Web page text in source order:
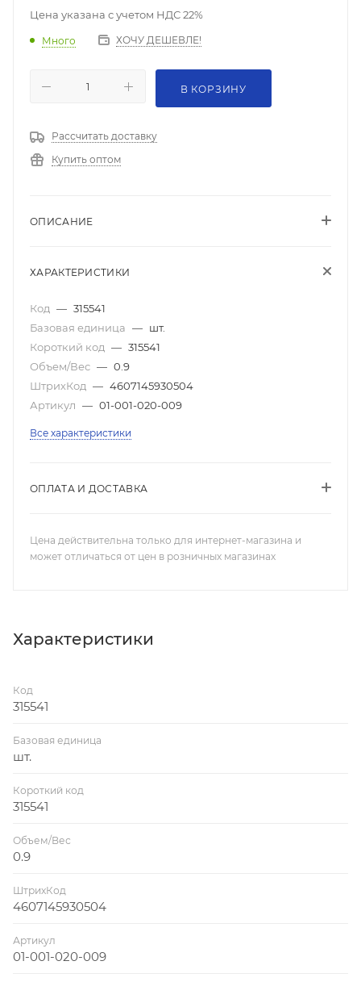
Цена указана с учетом НДС 22%
Много ХОЧУ ДЕШЕВЛЕ!
В КОРЗИНУ
Рассчитать доставку
Купить оптом
ОПИСАНИЕ
ХАРАКТЕРИСТИКИ
Код — 315541
Базовая единица — шт.
Короткий код — 315541
Объем/Вес — 0.9
ШтрихКод — 4607145930504
Артикул — 01-001-020-009
Все характеристики
ОПЛАТА И ДОСТАВКА
Цена действительна только для интернет-магазина и
может отличаться от цен в розничных магазинах
Характеристики
Код
315541
Базовая единица
шт.
Короткий код
315541
Объем/Вес
0.9
ШтрихКод
4607145930504
Артикул
01-001-020-009